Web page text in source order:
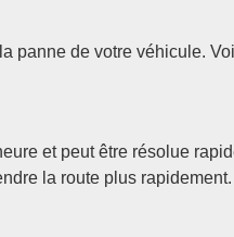
panne de votre véhicule.
et peut être résolue
la route plus rapidement.